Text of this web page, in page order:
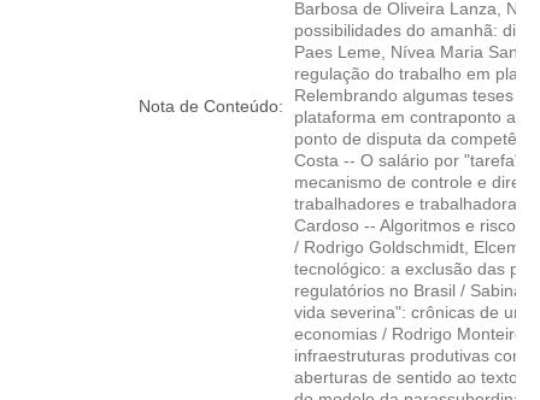
Nota de Conteúdo:
Barbosa de Oliveira Lanza,
possibilidades do amanhã:
Paes Leme, Nívea Maria
regulação do trabalho em
Relembrando algumas teses
plataforma em contraponto ao
ponto de disputa da
Costa -- O salário por "tarefa"
mecanismo de controle e
trabalhadores e trabalhadoras
Cardoso -- Algoritmos e riscos
/ Rodrigo Goldschmidt,
tecnológico: a exclusão das
regulatórios no Brasil / Sabina
vida severina": crônicas de um
economias / Rodrigo Monteiro
infraestruturas produtivas
aberturas de sentido ao texto